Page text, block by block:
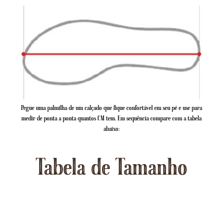
Pegue uma palmilha de um calçado que fique confortável em seu pé e use para
medir de ponta a ponta quantos CM tem. Em sequência compare com a tabela
abaixo:
Tabela de Tamanho